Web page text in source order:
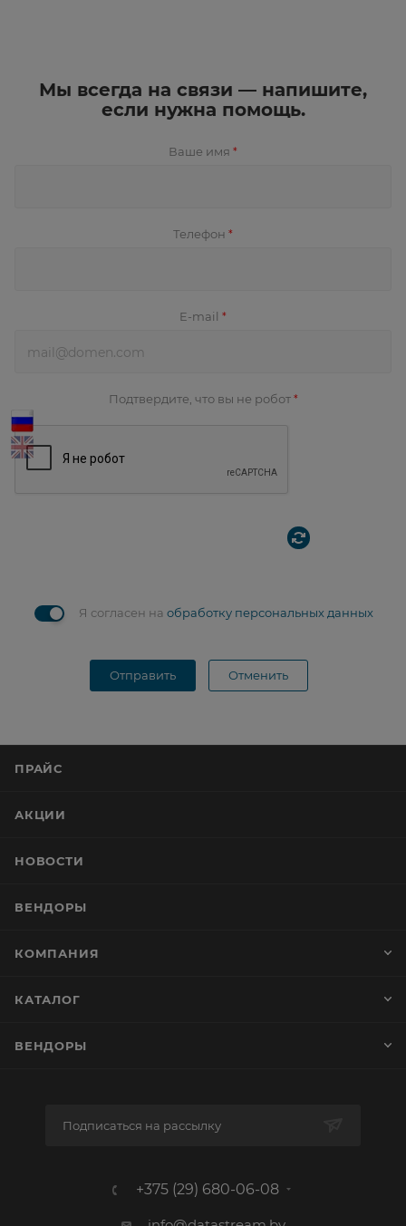
Мы всегда на связи — напишите,
если нужна помощь.
Ваше имя *
Телефон *
E-mail *
Подтвердите, что вы не робот *
Я согласен на обработку персональных данных
Отправить Отменить
ПРАЙС
АКЦИИ
НОВОСТИ
ВЕНДОРЫ
КОМПАНИЯ
КАТАЛОГ
ВЕНДОРЫ
Подписаться на рассылку
+375 (29) 680-06-08